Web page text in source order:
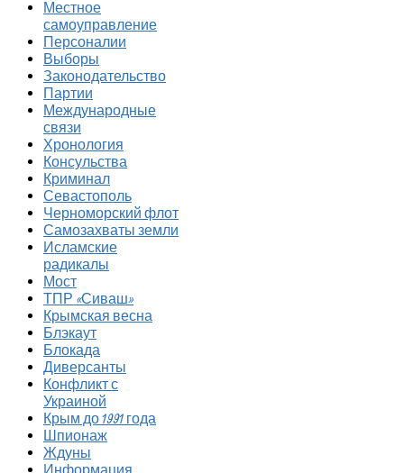
Местное
самоуправление
Персоналии
Выборы
Законодательство
Партии
Международные
связи
Хронология
Консульства
Криминал
Севастополь
Черноморский флот
Самозахваты земли
Исламские
радикалы
Мост
ТПР «Сиваш»
Крымская весна
Блэкаут
Блокада
Диверсанты
Конфликт с
Украиной
Крым до 1991 года
Шпионаж
Ждуны
Информация